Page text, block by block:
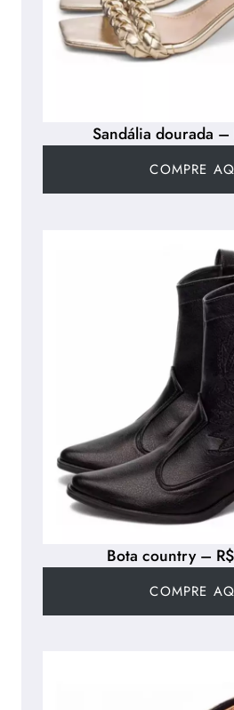
Sandália dourada
COMPRE
Bota country –
COMPRE